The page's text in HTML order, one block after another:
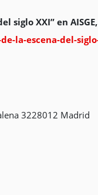
siglo XXI” en
la-escena-del-
3228012 Madrid